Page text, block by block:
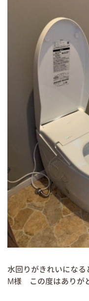
水回りがきれいにな
M様 この度はありが